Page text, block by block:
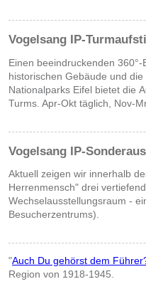
Vogelsang IP-
Einen beeindruckenden 360°-
historischen Gebäude und
Nationalparks Eifel bietet die
Turms. Apr-Okt täglich, Nov-
Vogelsang IP-
Aktuell zeigen wir innerhalb
Herrenmensch" drei
Wechselausstellungsraum -
Besucherzentrums).
"Auch Du gehörst dem
Region von 1918-1945.